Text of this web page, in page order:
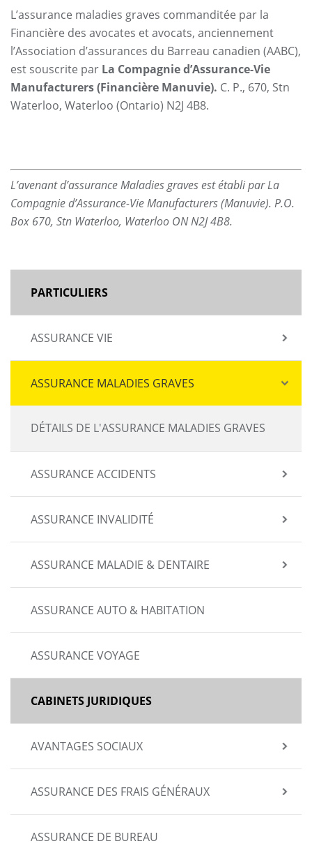
L’assurance maladies graves commanditée par la
Financière des avocates et avocats, anciennement
l’Association d’assurances du Barreau canadien (AABC),
est souscrite par La Compagnie d’Assurance-Vie
Manufacturers (Financière Manuvie). C. P., 670, Stn
Waterloo, Waterloo (Ontario) N2J 4B8.
L’avenant d’assurance Maladies graves est établi par La
Compagnie d’Assurance-Vie Manufacturers (Manuvie). P.O.
Box 670, Stn Waterloo, Waterloo ON N2J 4B8.
NAVIGATION
PARTICULIERS
ASSURANCE VIE
ASSURANCE MALADIES GRAVES
DÉTAILS DE L'ASSURANCE MALADIES GRAVES
ASSURANCE ACCIDENTS
ASSURANCE INVALIDITÉ
ASSURANCE MALADIE & DENTAIRE
ASSURANCE AUTO & HABITATION
ASSURANCE VOYAGE
CABINETS JURIDIQUES
AVANTAGES SOCIAUX
ASSURANCE DES FRAIS GÉNÉRAUX
ASSURANCE DE BUREAU